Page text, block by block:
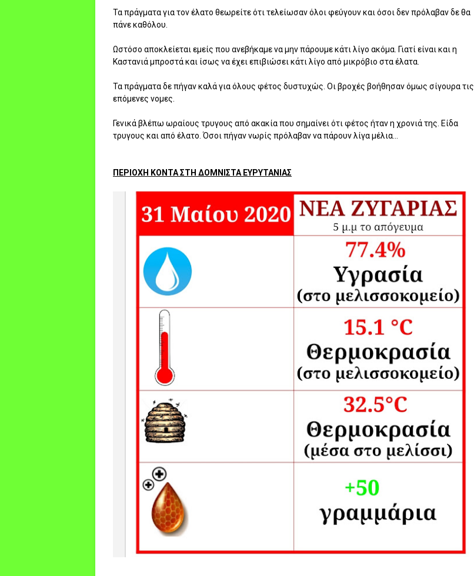
Τα πράγματα για τον έλατο θεωρείτε ότι τελείωσαν όλοι φεύγουν και όσοι δεν πρόλαβαν δε θα
πάνε καθόλου.
Ωστόσο αποκλείεται εμείς που ανεβήκαμε να μην πάρουμε κάτι λίγο ακόμα. Γιατί είναι και η
Καστανιά μπροστά και ίσως να έχει επιβιώσει κάτι λίγο από μικρόβιο στα έλατα.
Τα πράγματα δε πήγαν καλά για όλους φέτος δυστυχώς. Οι βροχές βοήθησαν όμως σίγουρα τις
επόμενες νομες.
Γενικά βλέπω ωραίους τρυγους από ακακία που σημαίνει ότι φέτος ήταν η χρονιά της. Είδα
τρυγους και από έλατο. Όσοι πήγαν νωρίς πρόλαβαν να πάρουν λίγα μέλια...
ΠΕΡΙΟΧΗ ΚΟΝΤΑ ΣΤΗ ΔΟΜΝΙΣΤΑ ΕΥΡΥΤΑΝΙΑΣ